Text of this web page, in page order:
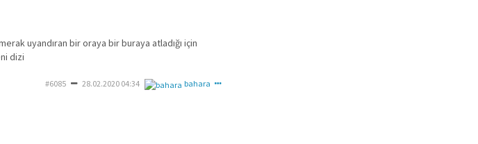
uyandıran bir oraya bir buraya atladığı için
dizi
#6085 28.02.2020 04:34 bahara